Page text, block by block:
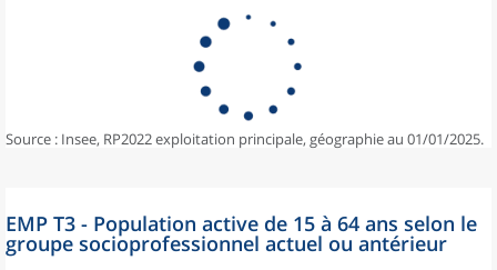
Source : Insee, RP2022 exploitation principale, géographie au 01/01/2025.
EMP T3 - Population active de 15 à 64 ans selon le
groupe socioprofessionnel actuel ou antérieur